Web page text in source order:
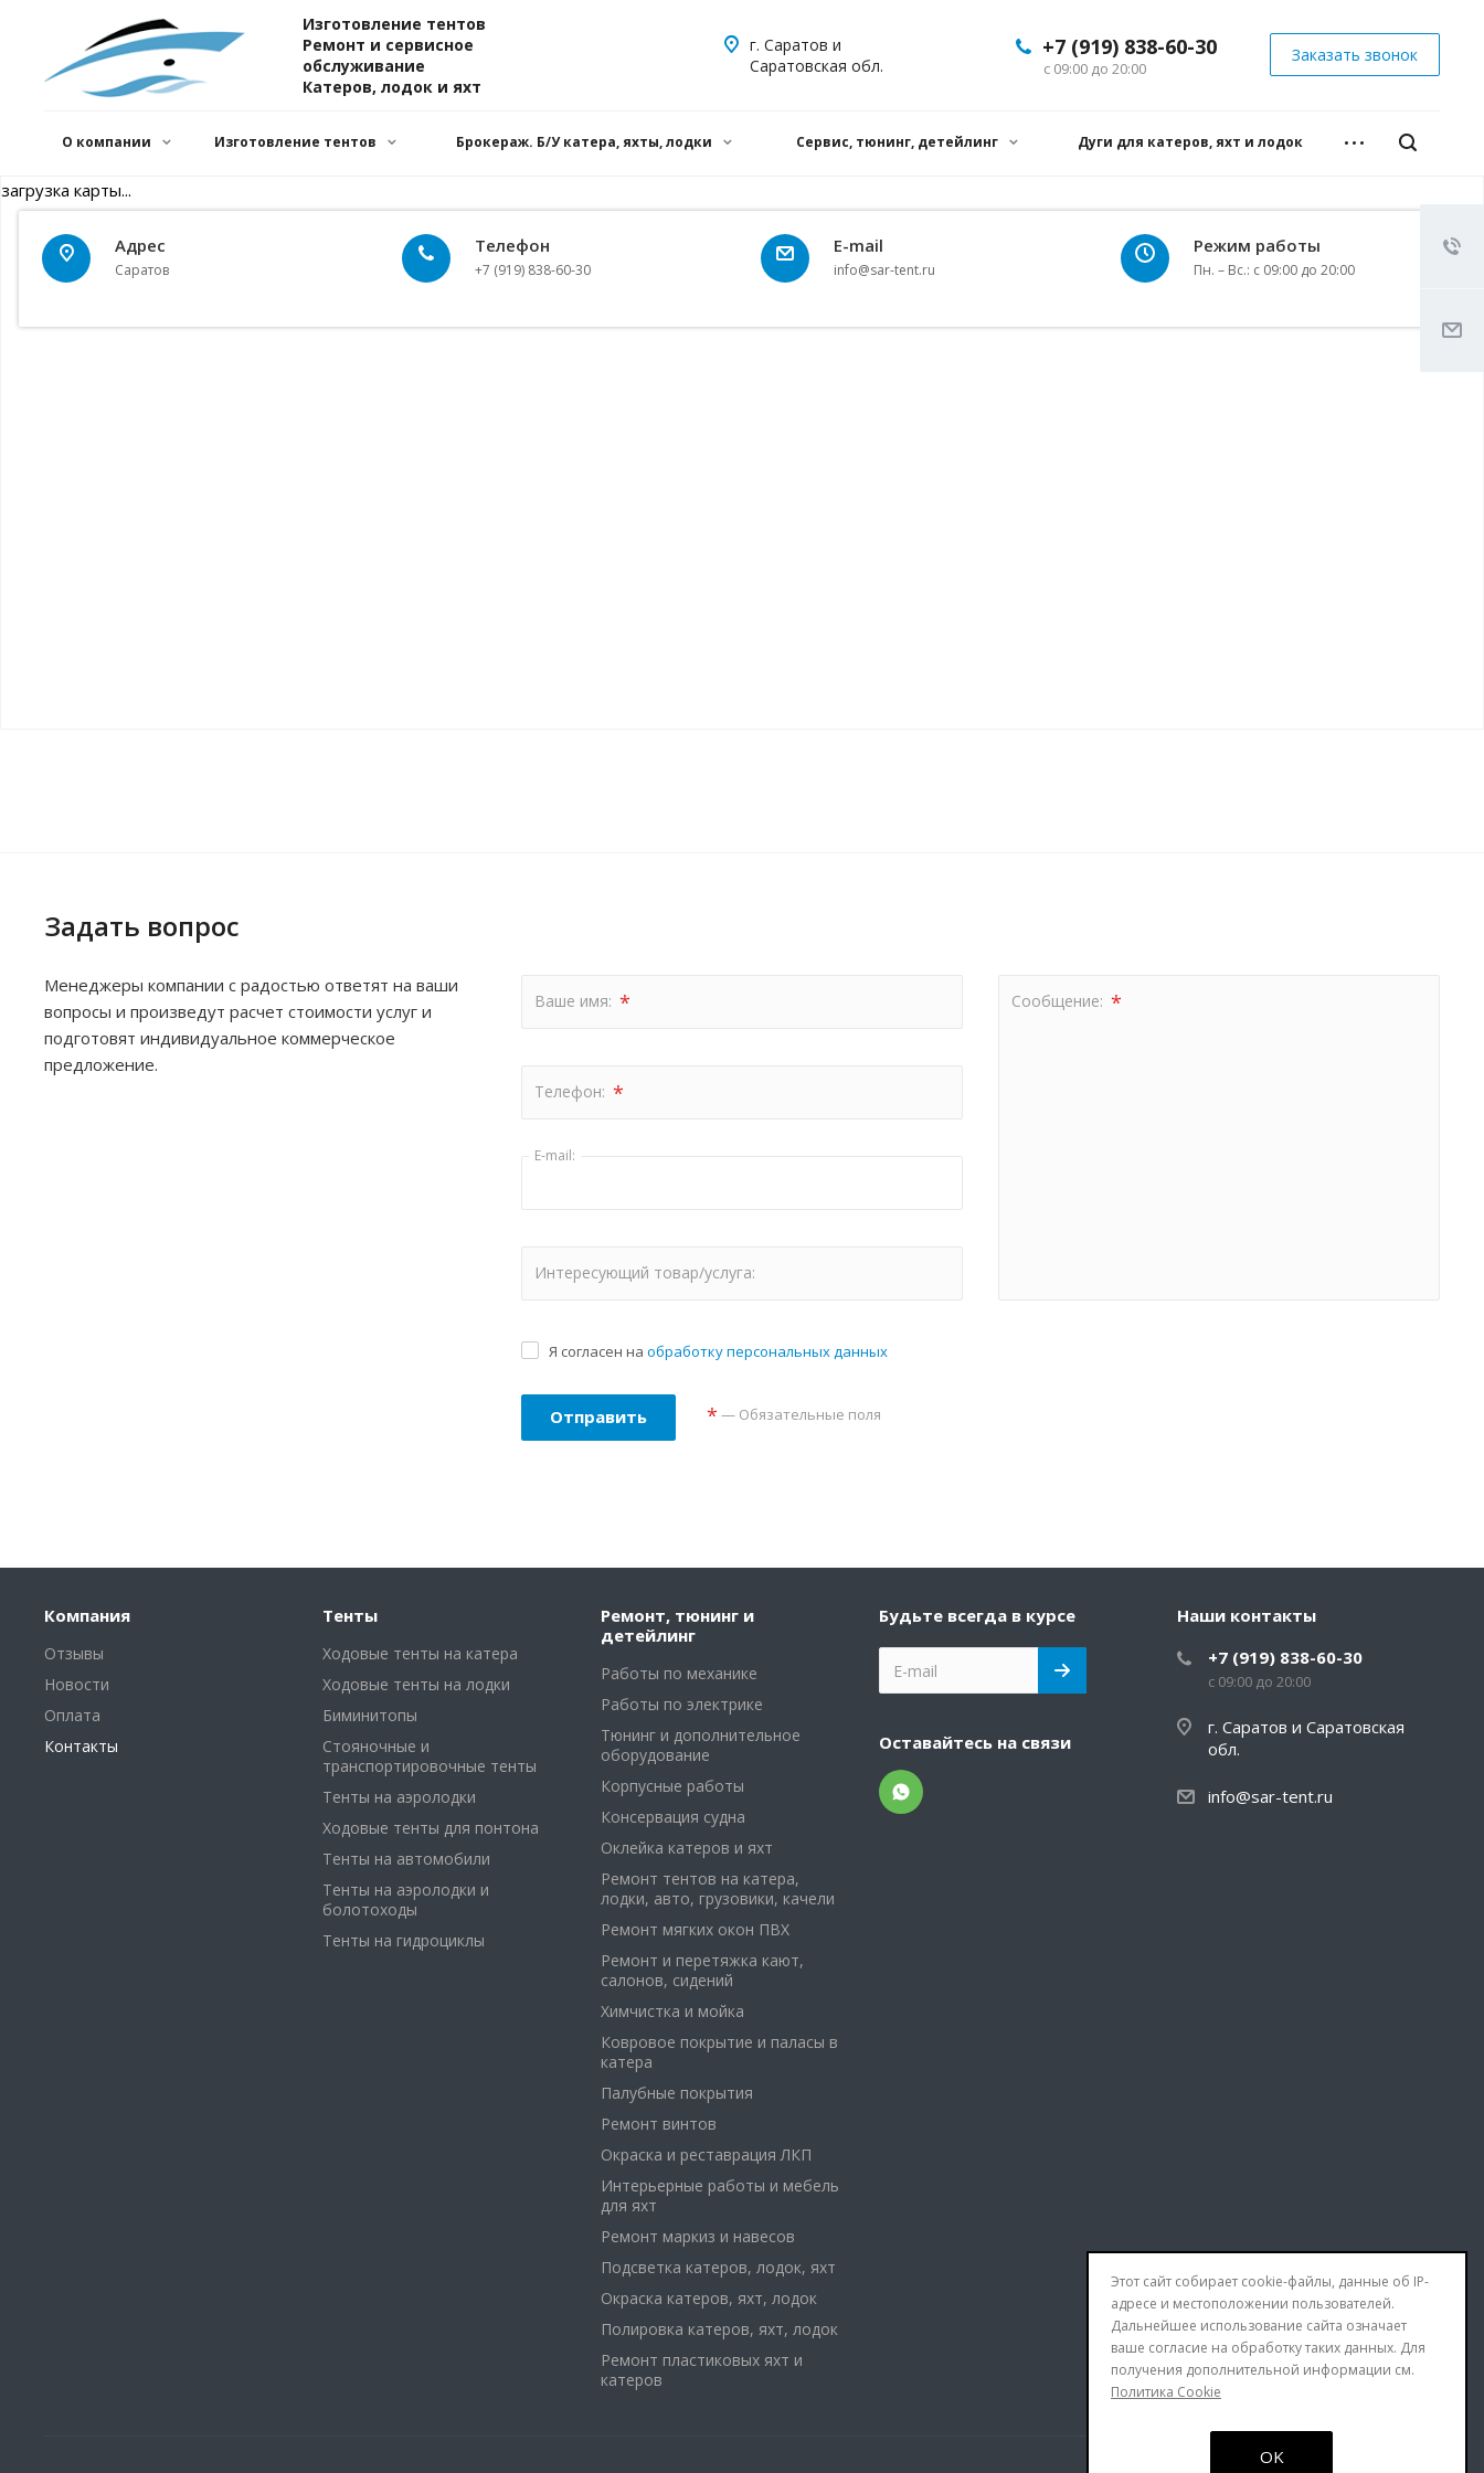
Изготовление тентов
Ремонт и сервисное
обслуживание
Катеров, лодок и яхт
+7 (919) 838-60-30
с 09:00 до 20:00
Заказать звонок
г. Саратов и
Саратовская обл.
О компании Изготовление тентов Брокераж. Б/У катера, яхты, лодки Сервис, тюнинг, детейлинг Дуги для катеров, яхт и лодок
загрузка карты...
Адрес
Саратов
Телефон
+7 (919) 838-60-30
E-mail
info@sar-tent.ru
Режим работы
Пн. – Вс.: с 09:00 до 20:00
Задать вопрос
Менеджеры компании с радостью ответят на ваши
вопросы и произведут расчет стоимости услуг и
подготовят индивидуальное коммерческое
предложение.
Ваше имя: *
Телефон: *
E-mail:
Интересующий товар/услуга:
Сообщение: *
Я согласен на обработку персональных данных
* — Обязательные поля
Компания
Отзывы
Новости
Оплата
Контакты
Тенты
Ходовые тенты на катера
Ходовые тенты на лодки
Биминитопы
Стояночные и
транспортировочные тенты
Тенты на аэролодки
Ходовые тенты для понтона
Тенты на автомобили
Тенты на аэролодки и
болотоходы
Тенты на гидроциклы
Ремонт, тюнинг и
детейлинг
Работы по механике
Работы по электрике
Тюнинг и дополнительное
оборудование
Корпусные работы
Консервация судна
Оклейка катеров и яхт
Ремонт тентов на катера,
лодки, авто, грузовики, качели
Ремонт мягких окон ПВХ
Ремонт и перетяжка кают,
салонов, сидений
Химчистка и мойка
Ковровое покрытие и паласы в
катера
Палубные покрытия
Ремонт винтов
Окраска и реставрация ЛКП
Интерьерные работы и мебель
для яхт
Ремонт маркиз и навесов
Подсветка катеров, лодок, яхт
Окраска катеров, яхт, лодок
Полировка катеров, яхт, лодок
Ремонт пластиковых яхт и
катеров
Будьте всегда в курсе
Оставайтесь на связи
Наши контакты
+7 (919) 838-60-30
с 09:00 до 20:00
г. Саратов и Саратовская
обл.
info@sar-tent.ru
Этот сайт собирает cookie-файлы, данные об IP-
адресе и местоположении пользователей.
Дальнейшее использование сайта означает
ваше согласие на обработку таких данных. Для
получения дополнительной информации см.
Политика Cookie
OK